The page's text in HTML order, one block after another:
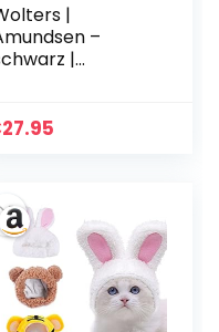
|
–
|
27.95